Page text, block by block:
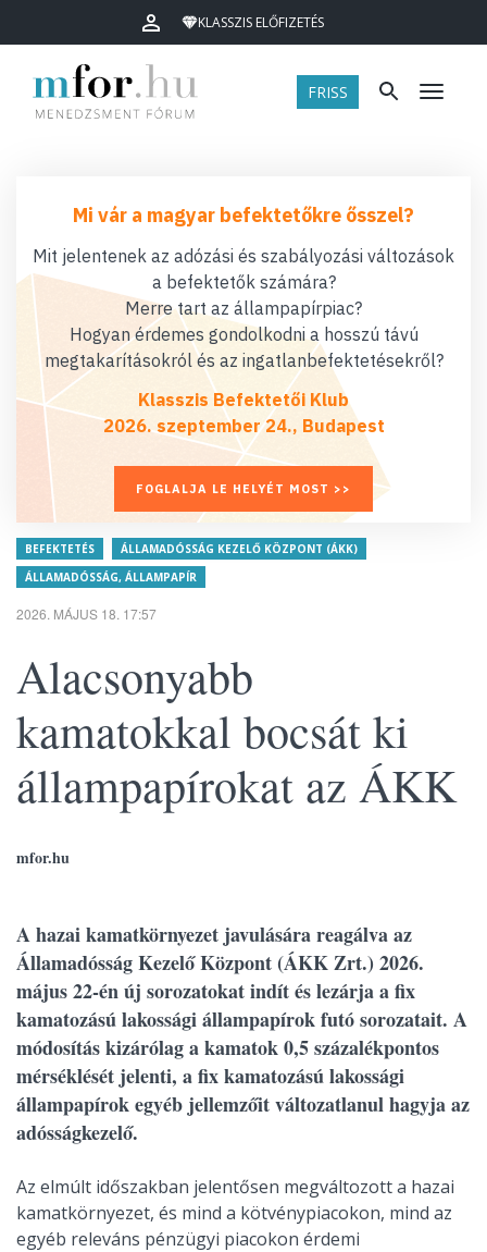
KLASSZIS ELŐFIZETÉS
FRISS Menü
Mi vár a magyar befektetőkre ősszel?
Mit jelentenek az adózási és szabályozási változások
a befektetők számára?
Merre tart az állampapírpiac?
Hogyan érdemes gondolkodni a hosszú távú
megtakarításokról és az ingatlanbefektetésekről?
Klasszis Befektetői Klub
2026. szeptember 24., Budapest
FOGLALJA LE HELYÉT MOST >>
BEFEKTETÉS
ÁLLAMADÓSSÁG KEZELŐ KÖZPONT (ÁKK)
ÁLLAMADÓSSÁG, ÁLLAMPAPÍR
2026. MÁJUS 18. 17:57
Alacsonyabb
kamatokkal bocsát ki
állampapírokat az ÁKK
mfor.hu
A hazai kamatkörnyezet javulására reagálva az
Államadósság Kezelő Központ (ÁKK Zrt.) 2026.
május 22-én új sorozatokat indít és lezárja a fix
kamatozású lakossági állampapírok futó sorozatait. A
módosítás kizárólag a kamatok 0,5 százalékpontos
mérséklését jelenti, a fix kamatozású lakossági
állampapírok egyéb jellemzőit változatlanul hagyja az
adósságkezelő.
Az elmúlt időszakban jelentősen megváltozott a hazai
kamatkörnyezet, és mind a kötvénypiacokon, mind az
egyéb releváns pénzügyi piacokon érdemi